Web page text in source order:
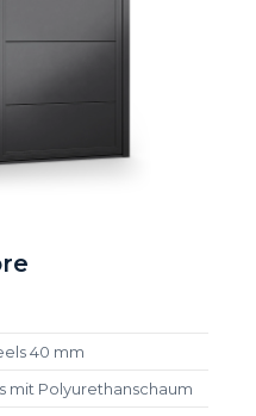
40 mm
mit Polyurethanschaum